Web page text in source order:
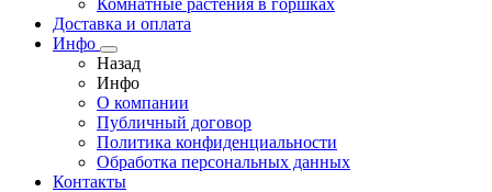
Комнатные растения в горшках
Доставка и оплата
Инфо
Назад
Инфо
О компании
Публичный договор
Политика конфиденциальности
Обработка персональных данных
Контакты